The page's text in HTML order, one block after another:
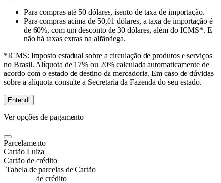
Para compras até 50 dólares, isento de taxa de importação.
Para compras acima de 50,01 dólares, a taxa de importação é
de 60%, com um desconto de 30 dólares, além do ICMS*. E
não há taxas extras na alfândega.
*ICMS: Imposto estadual sobre a circulação de produtos e serviços
no Brasil. Alíquota de 17% ou 20% calculada automaticamente de
acordo com o estado de destino da mercadoria. Em caso de dúvidas
sobre a alíquota consulte a Secretaria da Fazenda do seu estado.
Entendi
Ver opções de pagamento
Parcelamento
Cartão Luiza
Cartão de crédito
Tabela de parcelas de Cartão
de crédito